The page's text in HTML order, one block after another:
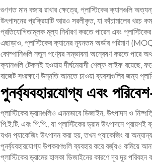
গুণগত মান বজায় রাখার ক্ষেত্রে, প্লাস্টিকের ক্যানগুলি
উৎপাদনের প্রক্রিয়াটি আরও সরলীকৃত, যা কাঁচামালের
প্রতিযোগিতামূলক মূল্য নির্ধারণ করতে পারেন এবং
এছাড়াও, প্লাস্টিকের ক্যানের ন্যূনতম অর্ডার পরিমাণ
কোম্পানিগুলি নতুন পণ্যের সম্ভাবনা অন্বেষণ করতে পারে
ক্যানগুলি টেকসই হওয়ায় দীর্ঘমেয়াদী শেল্ফ লাইফ রয়েছে,
বাজেট সংরক্ষণে উন্নতি আনতে চাওয়া ব্যবসাগুলির জন্য
পুনর্ব্যবহারযোগ্য এবং
প্লাস্টিকের ড্রামগুলিও এমনভাবে ডিজাইন, উৎপাদন ও
পি.ই.টি. এবং পি.পি., যা প্লাস্টিকের ড্রাম উৎপাদনে প্রায়শই
যখন প্যাকেজিং উৎপাদন করা হয়, তখন প্যাকেজিং বা
পুনর্ব্যবহারযোগ্য উপকরণগুলি ব্যবহার করে বর্জ্যও কমিয়ে
প্লাস্টিকের ড্রামের হালকা ডিজাইনের কারণে দূর দূর